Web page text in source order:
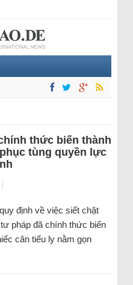
thức biến thành
tùng quyền lực
|
định về việc siết chặt
pháp đã chính thức biến
cân tiểu ly nằm gọn